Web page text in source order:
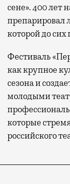
сене». 400 лет
препарировал
которой до
Фестиваль
как крупное
сезона и
молодыми
которые
российского